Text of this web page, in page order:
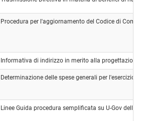
Procedura per l'aggiornamento del Codice di
Informativa di indirizzo in merito alla
Determinazione delle spese generali per l'esercizio
Linee Guida procedura semplificata su U-Gov delle